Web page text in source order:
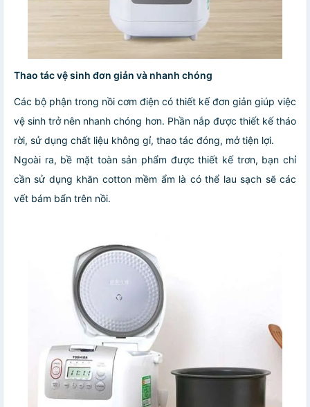
Thao tác vệ sinh đơn giản và nhanh chóng
Các bộ phận trong nồi cơm điện có thiết kế đơn giản giúp việc
vệ sinh trở nên nhanh chóng hơn. Phần nắp được thiết kế tháo
rời, sử dụng chất liệu không gỉ, thao tác đóng, mở tiện lợi.
Ngoài ra, bề mặt toàn sản phẩm được thiết kế trơn, bạn chỉ
cần sử dụng khăn cotton mềm ẩm là có thể lau sạch sẽ các
vết bám bẩn trên nồi.